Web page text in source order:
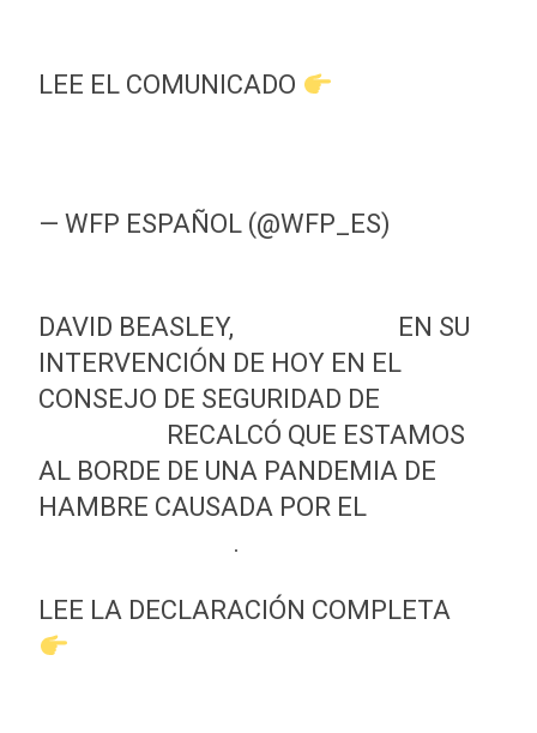
LEE EL COMUNICADO
— WFP ESPAÑOL (@WFP_ES)
DAVID BEASLEY,
EN SU
INTERVENCIÓN DE HOY EN EL
CONSEJO DE SEGURIDAD DE
RECALCÓ QUE ESTAMOS
AL BORDE DE UNA PANDEMIA DE
HAMBRE CAUSADA POR EL
.
LEE LA DECLARACIÓN COMPLETA